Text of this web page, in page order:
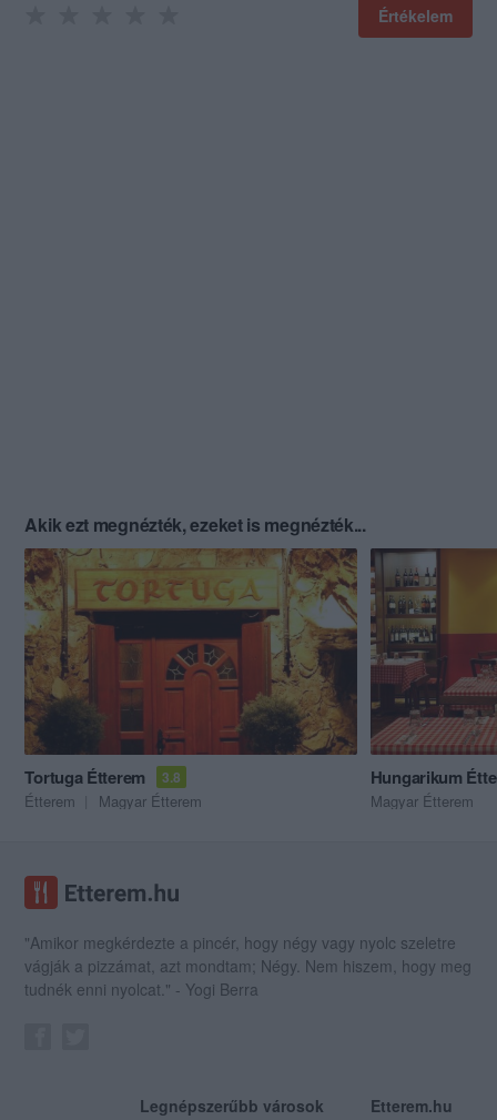
Értékelem
Akik ezt megnézték, ezeket is megnézték...
Tortuga Étterem 3.8
Étterem Magyar Étterem
Hungarikum
Magyar Étterem
"Amikor megkérdezte a pincér, hogy négy vagy nyolc szeletre
vágják a pizzámat, azt mondtam; Négy. Nem hiszem, hogy meg
tudnék enni nyolcat." - Yogi Berra
Legnépszerűbb városok Etterem.hu